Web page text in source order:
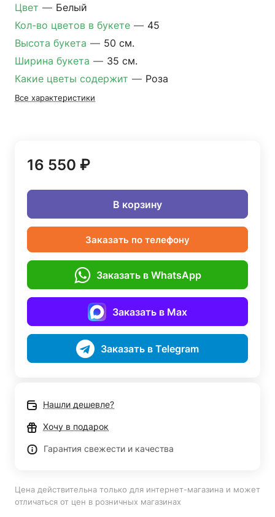
Цвет — Белый
Кол-во цветов в букете — 45
Высота букета — 50 см.
Ширина букета — 35 см.
Какие цветы содержит — Роза
Все характеристики
16 550 ₽
В корзину
Заказать по телефону
Заказать в WhatsApp
Заказать в Max
Заказать в Telegram
Нашли дешевле?
Хочу в подарок
Гарантия свежести и качества
Цена действительна только для интернет-магазина и может
отличаться от цен в розничных магазинах